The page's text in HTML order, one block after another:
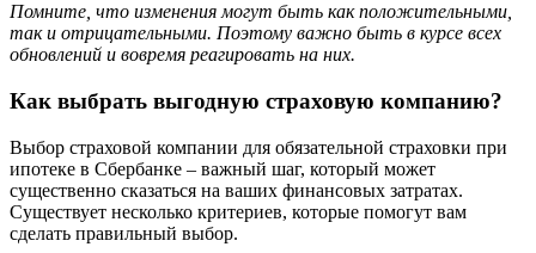
Помните, что изменения могут быть как положительными,
так и отрицательными. Поэтому важно быть в курсе всех
обновлений и вовремя реагировать на них.
Как выбрать выгодную страховую компанию?
Выбор страховой компании для обязательной страховки при
ипотеке в Сбербанке – важный шаг, который может
существенно сказаться на ваших финансовых затратах.
Существует несколько критериев, которые помогут вам
сделать правильный выбор.